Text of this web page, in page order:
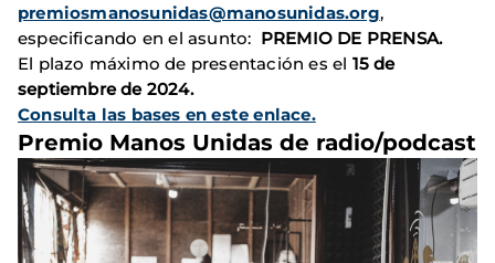
premiosmanosunidas@manosunidas.org,
especificando en el asunto: PREMIO DE PRENSA.
El plazo máximo de presentación es el 15 de
septiembre de 2024.
Consulta las bases en este enlace.
Premio Manos Unidas de radio/podcast